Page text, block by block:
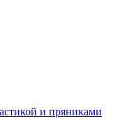
и пряниками